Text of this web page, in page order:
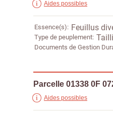
Aides possibles
Essence(s) Feuillus
Type de peuplement
Documents de Gestion
Parcelle 01338 0F
Aides possibles